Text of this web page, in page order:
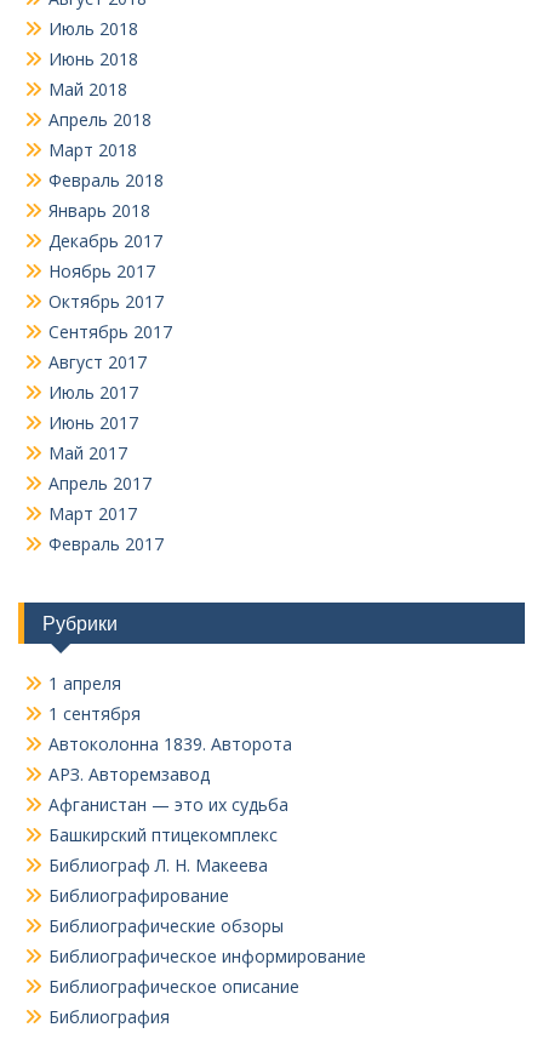
Июль 2018
Июнь 2018
Май 2018
Апрель 2018
Март 2018
Февраль 2018
Январь 2018
Декабрь 2017
Ноябрь 2017
Октябрь 2017
Сентябрь 2017
Август 2017
Июль 2017
Июнь 2017
Май 2017
Апрель 2017
Март 2017
Февраль 2017
Рубрики
1 апреля
1 сентября
Автоколонна 1839. Авторота
АРЗ. Авторемзавод
Афганистан — это их судьба
Башкирский птицекомплекс
Библиограф Л. Н. Макеева
Библиографирование
Библиографические обзоры
Библиографическое информирование
Библиографическое описание
Библиография